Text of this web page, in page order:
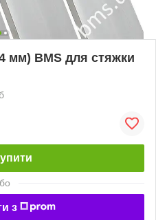
мм) BMS для стяжки
з